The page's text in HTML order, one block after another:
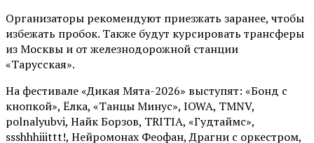
Организаторы рекомендуют приезжать заранее, чтобы
избежать пробок. Также будут курсировать трансферы
из Москвы и от железнодорожной станции
«Тарусская».
На фестивале «Дикая Мята-2026» выступят: «Бонд с
кнопкой», Ёлка, «Танцы Минус», IOWA, TMNV,
polnalyubvi, Найк Борзов, TRITIA, «Гудтаймс»,
ssshhhiiittt!, Нейромонах Феофан, Драгни с оркестром,